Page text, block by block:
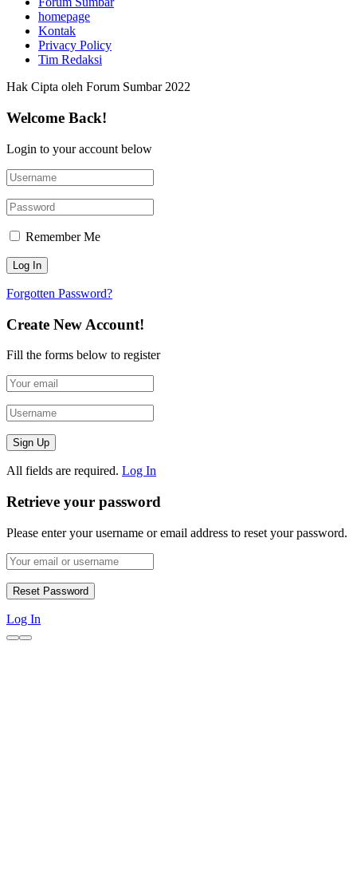
homepage
Kontak
Privacy Policy
Tim Redaksi
Hak Cipta oleh Forum Sumbar 2022
Welcome Back!
Login to your account below
Remember Me
Forgotten Password?
Create New Account!
Fill the forms below to register
All fields are required. Log In
Retrieve your password
Please enter your username or email address to reset your password.
Log In